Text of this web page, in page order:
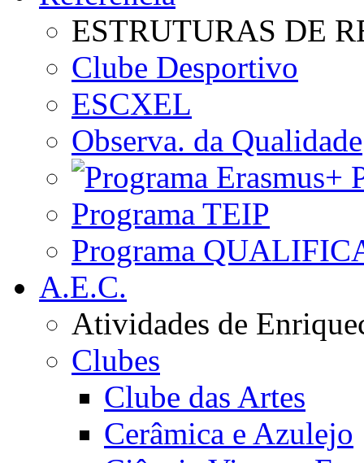
ESTRUTURAS DE
Clube Desportivo
ESCXEL
Observa. da Qualidade
Programa TEIP
Programa
A.E.C.
Atividades de
Clubes
Clube das Artes
Cerâmica e Azulejo